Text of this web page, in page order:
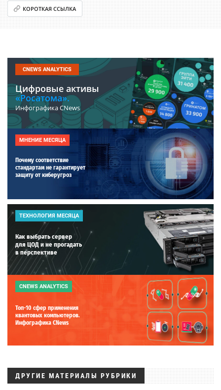
КОРОТКАЯ ССЫЛКА
CNEWS ANALYTICS
Цифровые активы
«Росатома».
Инфографика CNews
МНЕНИЕ МЕСЯЦА
Почему соответствие
стандартам не гарантирует
защиту от киберугроз
ТЕХНОЛОГИЯ МЕСЯЦА
Как выбрать сервер
для ЦОД и не прогадать
в перспективе
CNEWS ANALYTICS
Топ-10 сфер применения
квантовых компьютеров.
Инфографика CNews
ДРУГИЕ МАТЕРИАЛЫ РУБРИКИ